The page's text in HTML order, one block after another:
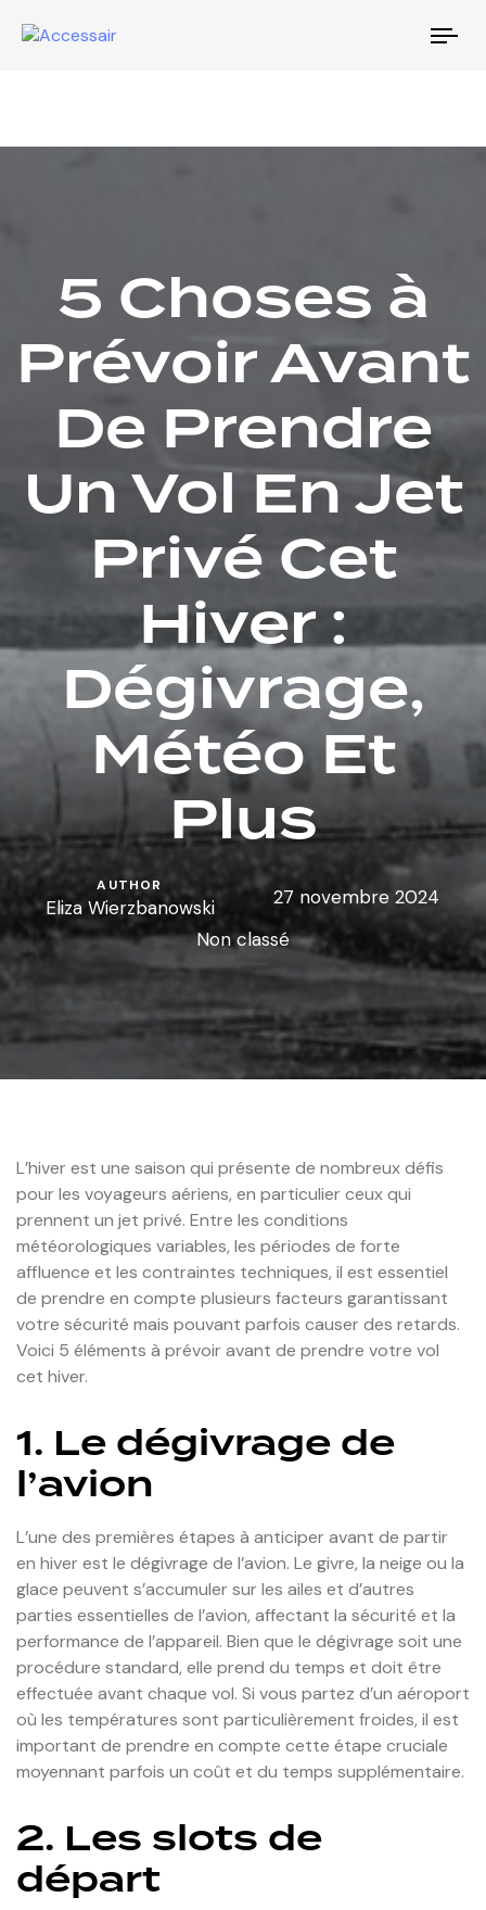
5 Choses à
Prévoir Avant
De Prendre
Un Vol En Jet
Privé Cet
Hiver :
Dégivrage,
Météo Et
Plus
AUTHOR
Eliza Wierzbanowski
27 novembre 2024
Non classé
L’hiver est une saison qui présente de nombreux défis
pour les voyageurs aériens, en particulier ceux qui
prennent un jet privé. Entre les conditions
météorologiques variables, les périodes de forte
affluence et les contraintes techniques, il est essentiel
de prendre en compte plusieurs facteurs garantissant
votre sécurité mais pouvant parfois causer des retards.
Voici 5 éléments à prévoir avant de prendre votre vol
cet hiver.
1. Le dégivrage de
l’avion
L’une des premières étapes à anticiper avant de partir
en hiver est le dégivrage de l’avion. Le givre, la neige ou la
glace peuvent s’accumuler sur les ailes et d’autres
parties essentielles de l’avion, affectant la sécurité et la
performance de l’appareil. Bien que le dégivrage soit une
procédure standard, elle prend du temps et doit être
effectuée avant chaque vol. Si vous partez d’un aéroport
où les températures sont particulièrement froides, il est
important de prendre en compte cette étape cruciale
moyennant parfois un coût et du temps supplémentaire.
2. Les slots de
départ